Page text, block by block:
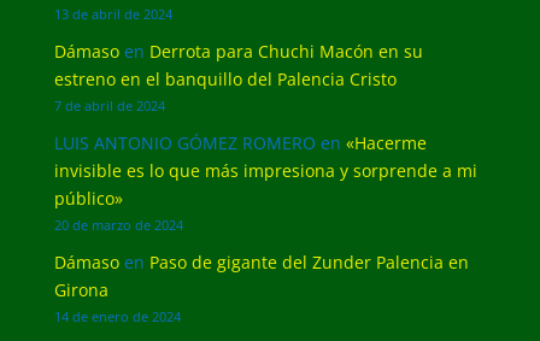
13 de abril de 2024
Dámasoen Derrota para Chuchi Macón en su
estreno en el banquillo del Palencia Cristo
7 de abril de 2024
LUIS ANTONIO GÓMEZ ROMERO en «Hacerme
invisible es lo que más impresiona y sorprende a mi
público»
20 de marzo de 2024
Dámasoen Paso de gigante del Zunder Palencia en
Girona
14 de enero de 2024